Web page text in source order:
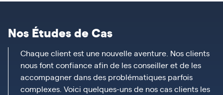
Nos Études de Cas
Chaque client est une nouvelle aventure. Nos clients
nous font confiance afin de les conseiller et de les
accompagner dans des problématiques parfois
complexes. Voici quelques-uns de nos cas clients les